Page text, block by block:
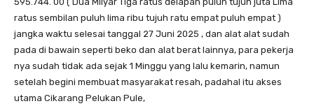
ratus sembilan puluh lima ribu tujuh ratu empat puluh empat )
jangka waktu selesai tanggal 27 Juni 2025 , dan alat alat sudah
pada di bawain seperti beko dan alat berat lainnya, para pekerja
nya sudah tidak ada sejak 1 Minggu yang lalu kemarin, namun
setelah begini membuat masyarakat resah, padahal itu akses
utama Cikarang Pelukan Pule,